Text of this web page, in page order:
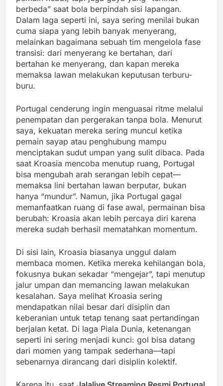
berbeda” saat bola berpindah sisi lapangan.
Dalam laga seperti ini, saya sering menilai bukan
cuma siapa yang lebih banyak menyerang,
melainkan bagaimana sebuah tim mengelola fase
transisi: dari menyerang ke bertahan, dari
bertahan ke menyerang, dan kapan mereka
memaksa lawan melakukan keputusan terburu-
buru.
Portugal cenderung ingin menguasai ritme melalui
penempatan dan pergerakan tanpa bola. Menurut
saya, kekuatan mereka sering muncul ketika
pemain sayap atau penghubung mampu
menciptakan sudut umpan yang sulit dibaca. Pada
saat Kroasia mencoba menutup ruang, Portugal
bisa mengubah arah serangan lebih cepat—
memaksa lini bertahan lawan berputar, bukan
hanya “mundur”. Namun, jika Portugal gagal
memanfaatkan ruang di fase awal, permainan bisa
berubah: Kroasia akan lebih percaya diri karena
mereka sudah berhasil mematahkan momentum.
Di sisi lain, Kroasia biasanya unggul dalam
membaca momen. Ketika mereka kehilangan bola,
fokusnya bukan sekadar “mengejar”, tapi menutup
jalur umpan dan memancing lawan melakukan
kesalahan. Saya melihat Kroasia sering
mendapatkan nilai besar dari disiplin dan
keberanian untuk tetap tenang saat pertandingan
berjalan ketat. Di laga Piala Dunia, ketenangan
seperti ini sering menjadi kunci: gol bisa datang
dari momen yang tampak sederhana—tapi
sebenarnya dirancang dari disiplin kolektif.